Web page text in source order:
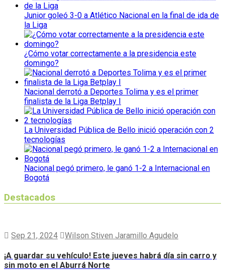
Junior goleó 3-0 a Atlético Nacional en la final de ida de
la Liga
¿Cómo votar correctamente a la presidencia este
domingo?
Nacional derrotó a Deportes Tolima y es el primer
finalista de la Liga Betplay I
La Universidad Pública de Bello inició operación con 2
tecnologías
Nacional pegó primero, le ganó 1-2 a Internacional en
Bogotá
Destacados
Sep 21, 2024 Wilson Stiven Jaramillo Agudelo
¡A guardar su vehículo! Este jueves habrá día sin carro y
sin moto en el Aburrá Norte